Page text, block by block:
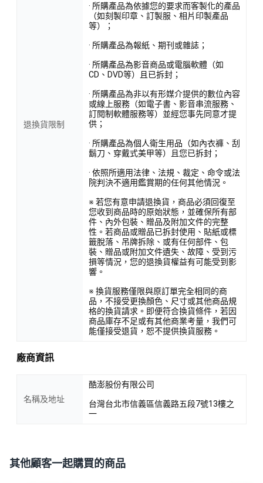
退換貨限制
· 所購產品為依據您的要求而客製化的產品
（如刻製印章、訂製服、相片印製產品
等）；
· 所購產品為報紙、期刊或雜誌；
· 所購產品為影音商品或電腦軟體（如
CD、DVD等）且已拆封；
· 所購產品為非以有形媒介提供的數位內容
或線上服務（如電子書、影音串流服務、
訂閱制軟體服務等）並經您事先同意才提
供；
· 所購產品為個人衛生用品（如內衣褲、刮
鬍刀、穿戴式美甲等）且您已拆封；
· 依照所適用法律、法規、裁定、命令或法
院判決不適用鑑賞期的任何其他情況。
※ 若您有意申請退換貨，商品必須回復至
您收到商品時的原始狀態，並確保所有部
件、內外包裝、贈品及附加文件的完整
性。若商品或贈品已拆封使用、貼紙或標
籤脫落、吊牌拆除、或有任何部件、包
裝、贈品或附加文件遺失、故障、受到污
損等情況，您的退換貨權益有可能受到影
響。
※ 換貨服務僅限與原訂單完全相同的商
品，不接受更換顏色、尺寸或其他商品規
格的換貨請求。即便符合換貨條件，若因
商品庫存不足或有其他商業考量，我們可
能僅接受退貨，恕不提供換貨服務。
廠商資訊
名稱及地址
酷澎股份有限公司
台灣台北市信義區信義路五段7號13樓之
一
其他顧客一起購買的商品